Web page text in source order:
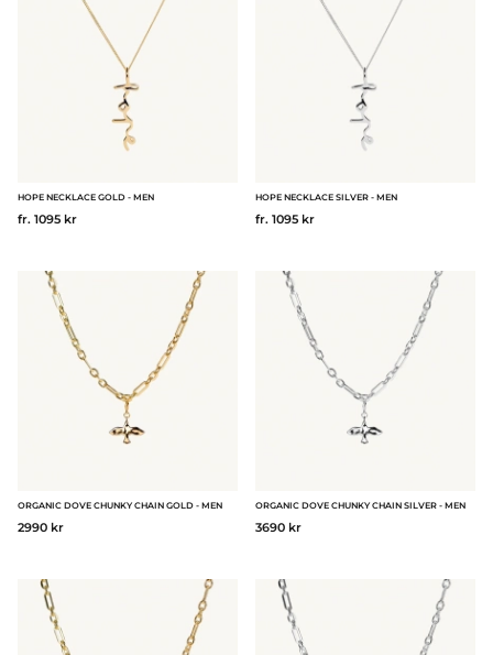
HOPE NECKLACE GOLD - MEN
fr. 1095 kr
HOPE NECKLACE SILVER - MEN
fr. 1095 kr
ORGANIC DOVE CHUNKY CHAIN GOLD - MEN
2990 kr
ORGANIC DOVE CHUNKY CHAIN SILVER - MEN
3690 kr